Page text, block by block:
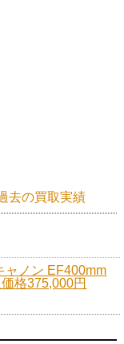
去の買取実績
ャノン EF400mm
格375,000円